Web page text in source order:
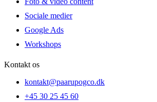
Sociale medier
Google Ads
Workshops
Kontakt os
kontakt@paarupogco.dk
+45 30 25 45 60